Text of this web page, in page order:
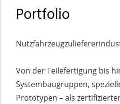
Portfolio
Von der Teilefertigung bis
Systembaugruppen,
Prototypen – als